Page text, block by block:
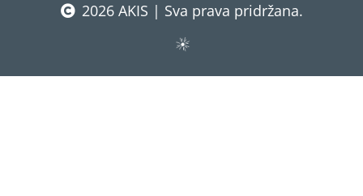
2026 AKIS | Sva prava pridržana.